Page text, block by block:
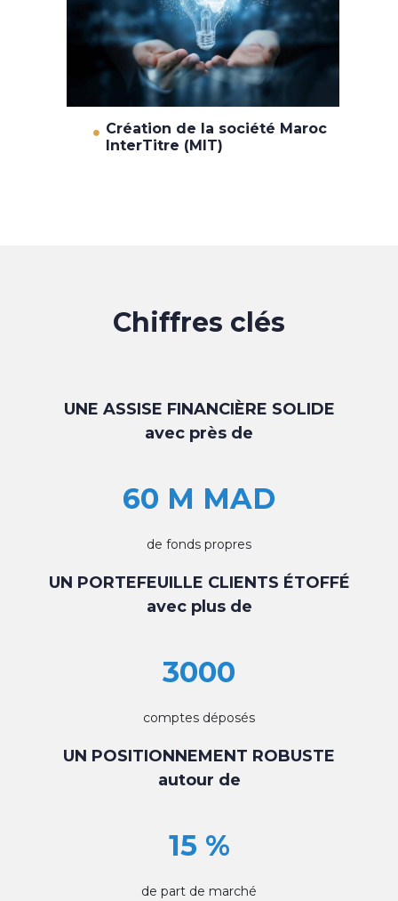
Création de la société Maroc
InterTitre (MIT)
Chiffres clés
UNE ASSISE FINANCIÈRE SOLIDE
avec près de
60 M MAD
de fonds propres
UN PORTEFEUILLE CLIENTS ÉTOFFÉ
avec plus de
3000
comptes déposés
UN POSITIONNEMENT ROBUSTE
autour de
15 %
de part de marché